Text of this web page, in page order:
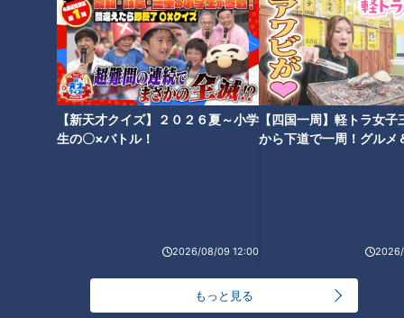
【新天才クイズ】２０２６夏～小学
生の〇×バトル！
2026/08/09 12:00
【四国一周】軽トラ女子
から下道で一周！グルメ
もっと見る
納品まで3か月待ちのキャンプ
グッズ 人気YouTuberが開発！
花粉症シーズン到来！ 正しい
目薬のさし方